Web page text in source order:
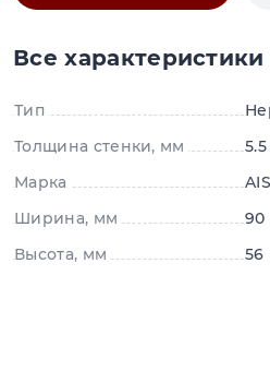
Все характеристики
Тип
Толщина стенки, мм
5.5
Марка
Ширина, мм
90
Высота, мм
56